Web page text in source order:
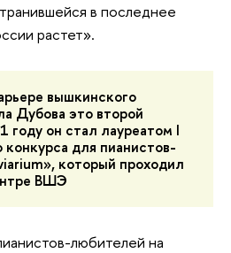
в последнее
растет».
вышкинского
Дубова это второй
году он стал лауреатом I
для пианистов-
который проходил
ВШЭ
любителей на